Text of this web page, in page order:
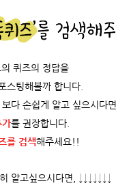
퀴즈의 정답을
스팅해볼까 합니다.
다 손쉽게 알고 싶으시다면,
가를 권장합니다.
를 검색해주세요!!
알고싶으시다면, ↓↓↓↓↓↓↓